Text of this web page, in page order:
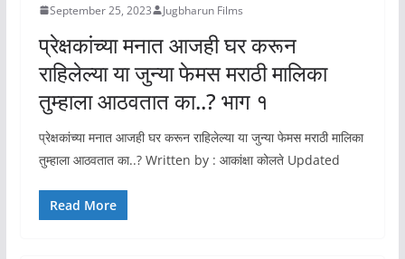
September 25, 2023
Jugbharun Films
प्रेक्षकांच्या मनात आजही घर करून
राहिलेल्या या जुन्या फेमस मराठी मालिका
तुम्हाला आठवतात का..? भाग १
प्रेक्षकांच्या मनात आजही घर करून राहिलेल्या या जुन्या फेमस मराठी मालिका
तुम्हाला आठवतात का..? Written by : आकांक्षा कोलते Updated
Read More